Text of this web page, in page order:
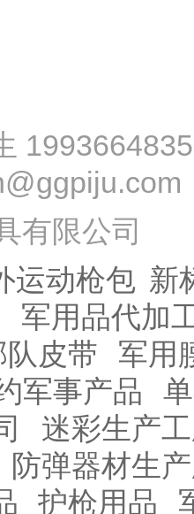
具有限公
运动枪包 新
军用品代加
队皮带
军用
军事产品
迷彩生产
防弹器材生
护枪用品